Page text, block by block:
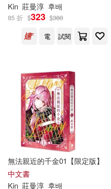
Kin 莊曼淳 후배
85 折 $323 $380
電
試閱
無法親近的千金01【限定版】
中文書
Kin 莊曼淳 후배